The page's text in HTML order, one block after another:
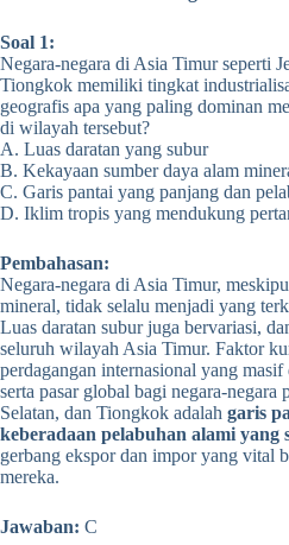
Soal 1:
Negara-negara di Asia Timur seperti
Tiongkok memiliki tingkat
geografis apa yang paling dominan
di wilayah tersebut?
A. Luas daratan yang subur
B. Kekayaan sumber daya alam
C. Garis pantai yang panjang dan
D. Iklim tropis yang mendukung
Pembahasan:
Negara-negara di Asia Timur,
mineral, tidak selalu menjadi yang
Luas daratan subur juga bervariasi,
seluruh wilayah Asia Timur. Faktor
perdagangan internasional yang masif
serta pasar global bagi negara-negara
Selatan, dan Tiongkok adalah garis
keberadaan pelabuhan alami yang
gerbang ekspor dan impor yang vital
mereka.
Jawaban: C